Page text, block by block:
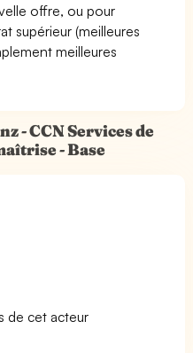
offre, ou pour
supérieur (meilleures
meilleures
- CCN Services de
- Base
de cet acteur